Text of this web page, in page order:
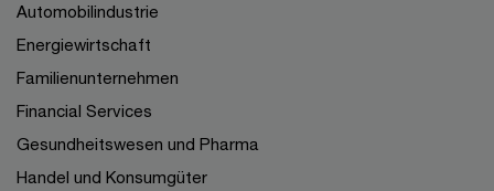
Automobilindustrie
Energiewirtschaft
Familienunternehmen
Financial Services
Gesundheitswesen und Pharma
Handel und Konsumgüter